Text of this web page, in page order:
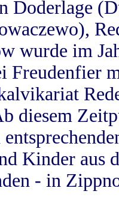
Doderlage
wurde im
Freudenfier
diesem
Kinder aus
- in